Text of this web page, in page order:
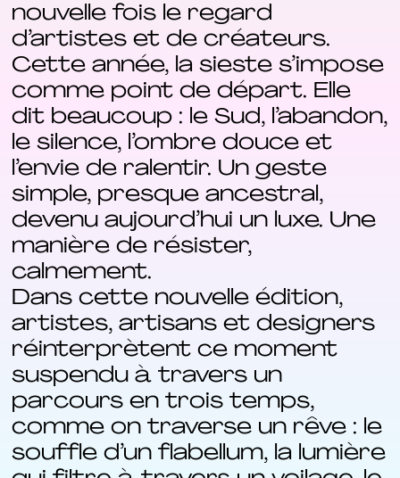
nouvelle fois le regard
d’artistes et de créateurs.
Cette année, la sieste s’impose
comme point de départ. Elle
dit beaucoup : le Sud, l’abandon,
le silence, l’ombre douce et
l’envie de ralentir. Un geste
simple, presque ancestral,
devenu aujourd’hui un luxe. Une
manière de résister,
calmement.
Dans cette nouvelle édition,
artistes, artisans et designers
réinterprètent ce moment
suspendu à travers un
parcours en trois temps,
comme on traverse un rêve : le
souffle d’un flabellum, la lumière